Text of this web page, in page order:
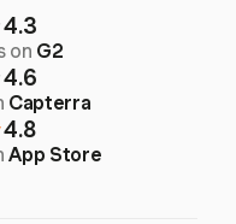
4.3
on G2
4.6
Capterra
4.8
App Store